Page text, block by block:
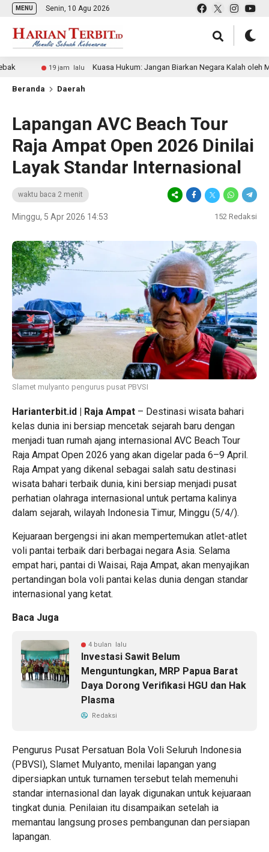
MENU Senin, 10 Agu 2026
19 jam lalu Kuasa Hukum: Jangan Biarkan Negara Kalah oleh Mafia
Beranda Daerah
Lapangan AVC Beach Tour
Raja Ampat Open 2026 Dinilai
Layak Standar Internasional
waktu baca 2 menit
Minggu, 5 Apr 2026 14:53 152 Redaksi
Slamet mulyanto pengurus pusat PBVSI
Harianterbit.id | Raja Ampat – Destinasi wisata bahari
kelas dunia ini bersiap mencetak sejarah baru dengan
menjadi tuan rumah ajang internasional AVC Beach Tour
Raja Ampat Open 2026 yang akan digelar pada 6–9 April.
Raja Ampat yang dikenal sebagai salah satu destinasi
wisata bahari terbaik dunia, kini bersiap menjadi pusat
perhatian olahraga internasional untuk pertama kalinya
dalam sejarah, wilayah Indonesia Timur, Minggu (5/4/).
Kejuaraan bergengsi ini akan mempertemukan atlet-atlet
voli pantai terbaik dari berbagai negara Asia. Selama
empat hari, pantai di Waisai, Raja Ampat, akan menyajikan
pertandingan bola voli pantai kelas dunia dengan standar
internasional yang ketat.
Baca Juga
4 bulan lalu
Investasi Sawit Belum
Menguntungkan, MRP Papua Barat
Daya Dorong Verifikasi HGU dan Hak
Plasma
Redaksi
Pengurus Pusat Persatuan Bola Voli Seluruh Indonesia
(PBVSI), Slamet Mulyanto, menilai lapangan yang
dipersiapkan untuk turnamen tersebut telah memenuhi
standar internasional dan layak digunakan untuk kejuaraan
tingkat dunia. Penilaian itu disampaikan setelah ia
memantau langsung proses pembangunan dan persiapan
lapangan.